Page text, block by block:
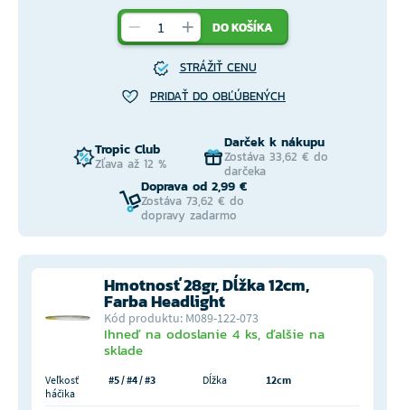
DO KOŠÍKA
STRÁŽIŤ CENU
PRIDAŤ DO OBĽÚBENÝCH
Tropic Club
Zľava až 12 %
Darček k nákupu
Zostáva 33,62 € do
darčeka
Doprava od 2,99 €
Zostáva 73,62 € do
dopravy zadarmo
Hmotnosť 28gr, Dĺžka 12cm,
Farba Headlight
Kód produktu: M089-122-073
Ihneď na odoslanie 4 ks, ďalšie na
sklade
Veľkosť
háčika
#5 / #4 / #3 Dĺžka 12cm